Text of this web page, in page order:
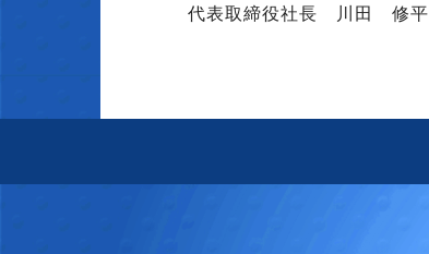
代表取締役社長 川田 修平